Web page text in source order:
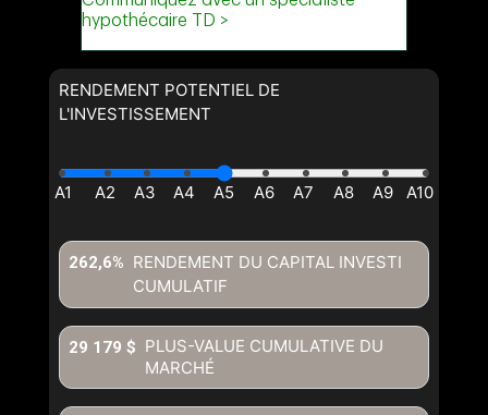
RENDEMENT POTENTIEL DE
L'INVESTISSEMENT
RENDEMENT DU CAPITAL INVESTI
CUMULATIF
262,6%
PLUS-VALUE CUMULATIVE DU
MARCHÉ
29 179 $